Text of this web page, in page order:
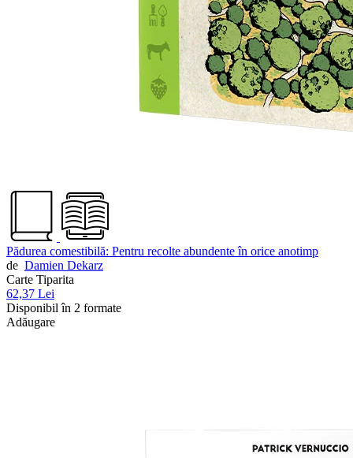
Pădurea comestibilă: Pentru recolte abundente în orice anotimp
de Damien Dekarz
Carte Tiparita
62,37 Lei
Disponibil în 2 formate
Adăugare